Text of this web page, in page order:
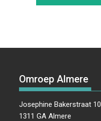
Omroep Almere
Josephine Bakerstraat 10
1311 GA Almere